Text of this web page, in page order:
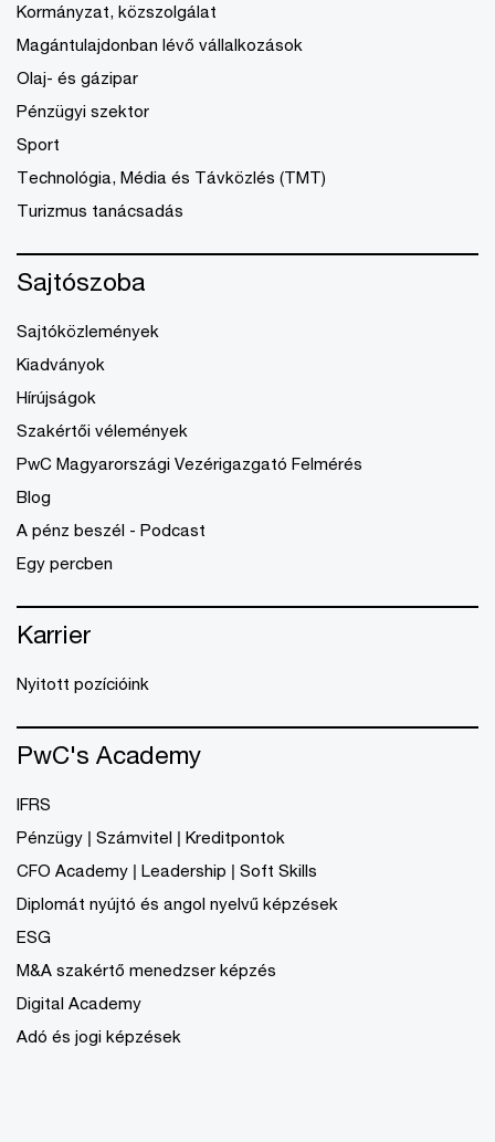
Kormányzat, közszolgálat
Magántulajdonban lévő vállalkozások
Olaj- és gázipar
Pénzügyi szektor
Sport
Technológia, Média és Távközlés (TMT)
Turizmus tanácsadás
Sajtószoba
Sajtóközlemények
Kiadványok
Hírújságok
Szakértői vélemények
PwC Magyarországi Vezérigazgató Felmérés
Blog
A pénz beszél - Podcast
Egy percben
Karrier
Nyitott pozícióink
PwC's Academy
IFRS
Pénzügy | Számvitel | Kreditpontok
CFO Academy | Leadership | Soft Skills
Diplomát nyújtó és angol nyelvű képzések
ESG
M&A szakértő menedzser képzés
Digital Academy
Adó és jogi képzések